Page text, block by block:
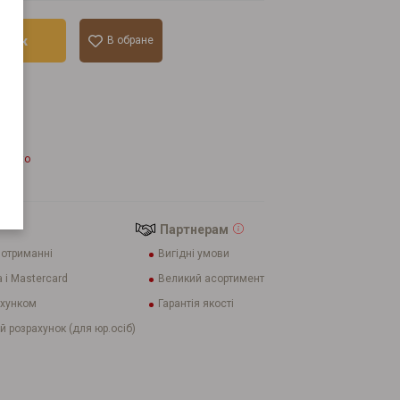
В обране
і Mastercard
розрахунок (для юр.осіб)
Партнерам
Вигідні умови
Великий асортимент
Гарантія якості